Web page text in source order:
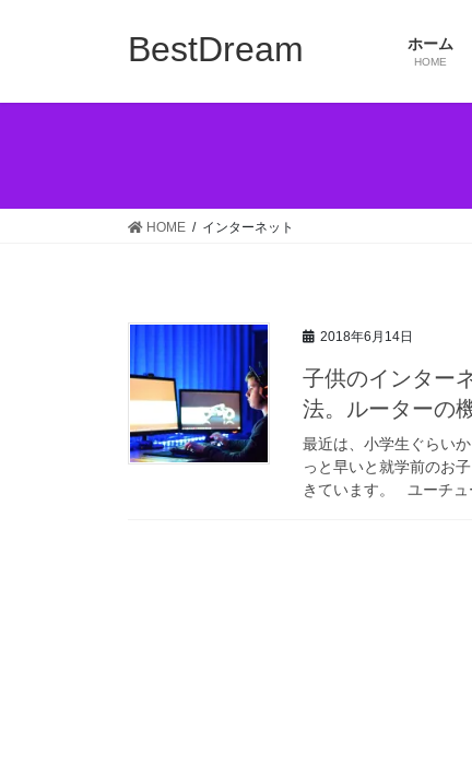
BestDream ホーム
HOME
HOME インターネット
2018年6月14日
子供のインター
法。ルーターの
最近は、小学生ぐらい
っと早いと就学前のお
きています。 ユーチ